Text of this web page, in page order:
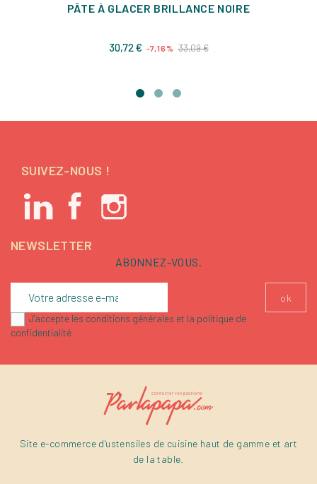
PÂTE À GLACER BRILLANCE NOIRE
30,72 € Prix
-7,16% 33,09 €Prix
SUIVEZ-NOUS !
NEWSLETTER
ABONNEZ-VOUS.
J'accepte les conditions générales et la politique de
confidentialité
Site e-commerce d'ustensiles de cuisine haut de gamme et art
de la table.